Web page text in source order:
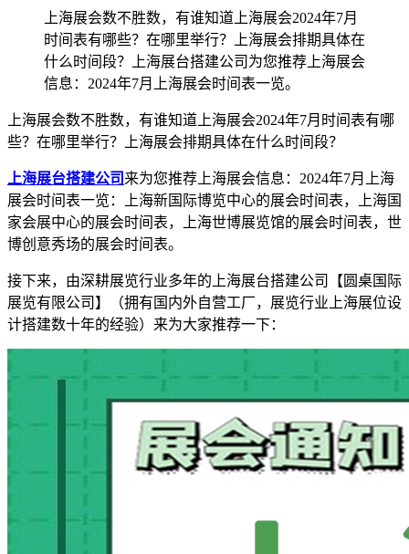
上海展会数不胜数，有谁知道上海展会2024年7月
时间表有哪些？在哪里举行？上海展会排期具体在
什么时间段？上海展台搭建公司为您推荐上海展会
信息：2024年7月上海展会时间表一览。
上海展会数不胜数，有谁知道上海展会2024年7月时间表有哪
些？在哪里举行？上海展会排期具体在什么时间段？
上海展台搭建公司 来为您推荐上海展会信息：2024年7月上海
展会时间表一览：上海新国际博览中心的展会时间表，上海国
家会展中心的展会时间表，上海世博展览馆的展会时间表，世
博创意秀场的展会时间表。
接下来，由深耕展览行业多年的上海展台搭建公司【圆桌国际
展览有限公司】（拥有国内外自营工厂，展览行业上海展位设
计搭建数十年的经验）来为大家推荐一下：